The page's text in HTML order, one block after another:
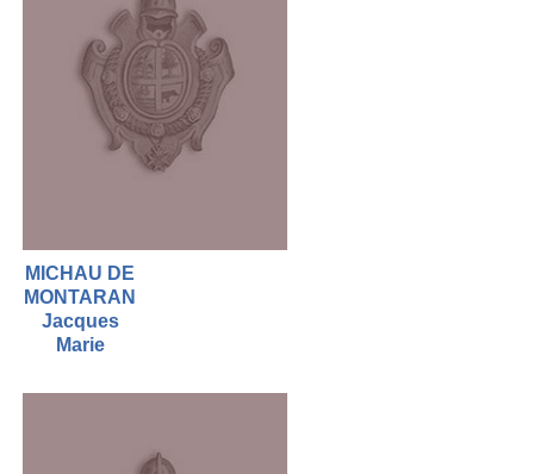
MICHAU DE
MONTARAN
Jacques
Marie